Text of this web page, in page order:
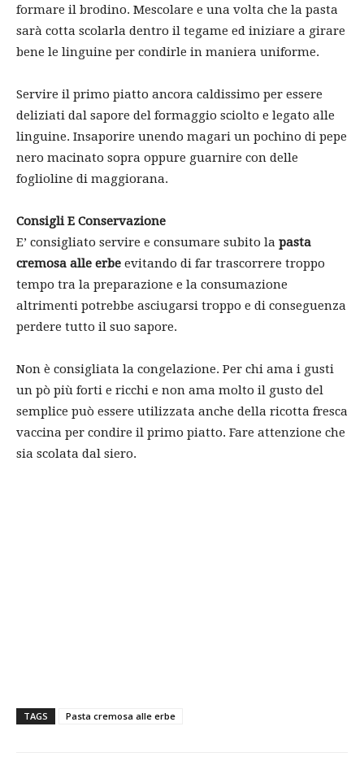
formare il brodino. Mescolare e una volta che la pasta
sarà cotta scolarla dentro il tegame ed iniziare a girare
bene le linguine per condirle in maniera uniforme.
Servire il primo piatto ancora caldissimo per essere
deliziati dal sapore del formaggio sciolto e legato alle
linguine. Insaporire unendo magari un pochino di pepe
nero macinato sopra oppure guarnire con delle
foglioline di maggiorana.
Consigli E Conservazione
E’ consigliato servire e consumare subito la pasta
cremosa alle erbe evitando di far trascorrere troppo
tempo tra la preparazione e la consumazione
altrimenti potrebbe asciugarsi troppo e di conseguenza
perdere tutto il suo sapore.
Non è consigliata la congelazione. Per chi ama i gusti
un pò più forti e ricchi e non ama molto il gusto del
semplice può essere utilizzata anche della ricotta fresca
vaccina per condire il primo piatto. Fare attenzione che
sia scolata dal siero.
TAGS Pasta cremosa alle erbe